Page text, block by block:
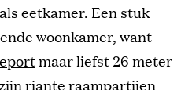
eetkamer. Een stuk
woonkamer, want
maar liefst 26 meter
riante raampartijen